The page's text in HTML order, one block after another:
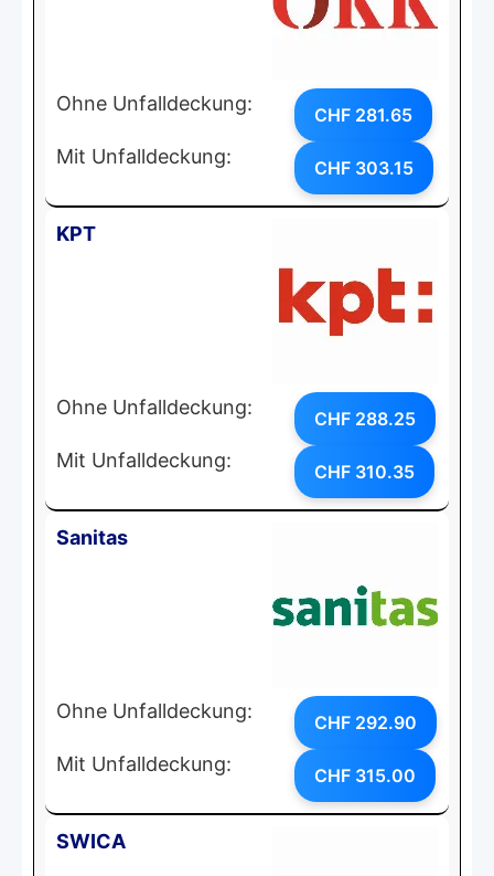
Ohne Unfalldeckung: CHF 281.65
Mit Unfalldeckung: CHF 303.15
KPT
Ohne Unfalldeckung: CHF 288.25
Mit Unfalldeckung: CHF 310.35
Sanitas
Ohne Unfalldeckung: CHF 292.90
Mit Unfalldeckung: CHF 315.00
SWICA